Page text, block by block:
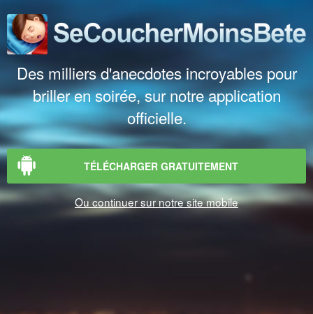
Des milliers d'anecdotes incroyables pour
briller en soirée, sur notre application
officielle.
TÉLÉCHARGER GRATUITEMENT
Ou continuer sur notre site mobile